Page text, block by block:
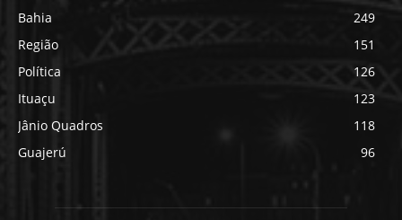
Bahia
249
Região
151
Política
126
Ituaçu
123
Jânio Quadros
118
Guajerú
96